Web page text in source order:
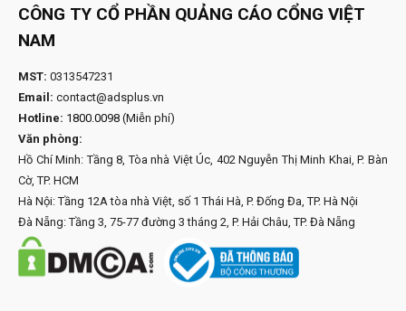
CÔNG TY CỔ PHẦN QUẢNG CÁO CỔNG VIỆT
NAM
MST: 0313547231
Email: contact@adsplus.vn
Hotline: 1800.0098 (Miễn phí)
Văn phòng:
Hồ Chí Minh: Tầng 8, Tòa nhà Việt Úc, 402 Nguyễn Thị Minh Khai, P. Bàn
Cờ, TP. HCM
Hà Nội: Tầng 12A tòa nhà Việt, số 1 Thái Hà, P. Đống Đa, TP. Hà Nội
Đà Nẵng: Tầng 3, 75-77 đường 3 tháng 2, P. Hải Châu, TP. Đà Nẵng